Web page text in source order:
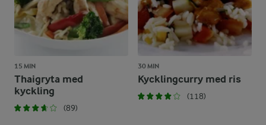
15 MIN
Thaigryta med
kyckling
(89)
30 MIN
Kycklingcurry med ris
(118)